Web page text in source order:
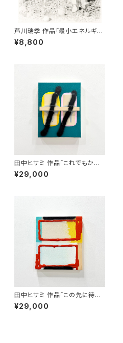
芦川瑞季 作品「最小エネルギ
ー」
¥8,800
田中ヒサミ 作品「これでもかと
言う程やった結果 」
¥29,000
田中ヒサミ 作品「この先に待ち
受けているものは」
¥29,000